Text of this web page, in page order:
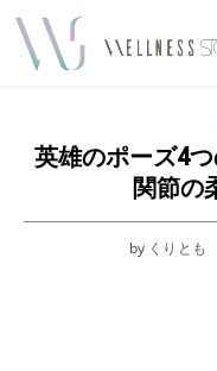
英雄のポーズ4
関節の
by くりとも